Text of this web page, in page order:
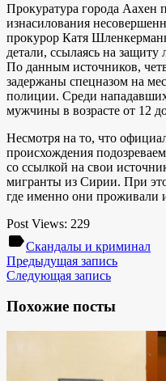
Прокуратура города Аахен
изнасилования
прокурор Катя
детали, ссылаясь на
По данным источников,
задержаны спецназом на
полиции. Среди
мужчины в возрасте от 12
Несмотря на то, что
происхождения
со ссылкой на свои
мигранты из Сирии. При
где именно они проживали
Post Views: 229
labelСкандалы и криминал
Предыдущая запись
Следующая запись
Похожие посты